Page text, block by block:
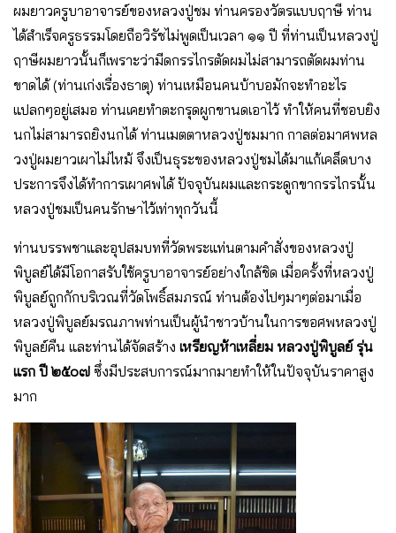
ผมยาวครูบาอาจารย์ของหลวงปู่ชม ท่านครองวัตรแบบฤาษี ท่าน
ได้สำเร็จครูธรรมโดยถือวิรัชไม่พูดเป็นเวลา ๑๑ ปี ที่ท่านเป็นหลวงปู่
ฤาษีผมยาวนั้นก็เพราะว่ามีดกรรไกรตัดผมไม่สามารถตัดผมท่าน
ขาดได้ (ท่านเก่งเรื่องธาตุ) ท่านเหมือนคนบ้าบอมักจะทำอะไร
แปลกๆอยู่เสมอ ท่านเคยทำตะกรุดผูกขานดเอาไว้ ทำให้คนที่ชอบยิง
นกไม่สามารถยิงนกได้ ท่านเมตตาหลวงปู่ชมมาก กาลต่อมาศพหล
วงปู่ผมยาวเผาไม่ไหม้ จึงเป็นธุระของหลวงปู่ชมได้มาแก้เคล็ดบาง
ประการจึงได้ทำการเผาศพได้ ปัจจุบันผมและกระดูกขากรรไกรนั้น
หลวงปู่ชมเป็นคนรักษาไว้เท่าทุกวันนี้
ท่านบรรพชาและอุปสมบทที่วัดพระแท่นตามคำสั่งของหลวงปู่
พิบูลย์ได้มีโอกาสรับใช้ครูบาอาจารย์อย่างใกล้ชิด เมื่อครั้งที่หลวงปู่
พิบูลย์ถูกกักบริเวณที่วัดโพธิ์สมภรณ์ ท่านต้องไปๆมาๆต่อมาเมื่อ
หลวงปู่พิบูลย์มรณภาพท่านเป็นผู้นำชาวบ้านในการขอศพหลวงปู่
พิบูลย์คืน และท่านได้จัดสร้าง เหรียญห้าเหลี่ยม หลวงปู่พิบูลย์ รุ่น
แรก ปี ๒๕๐๗ ซึ่งมีประสบการณ์มากมายทำให้ในปัจจุบันราคาสูง
มาก